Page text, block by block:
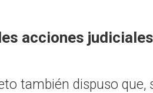
acciones judiciales
también dispuso que,